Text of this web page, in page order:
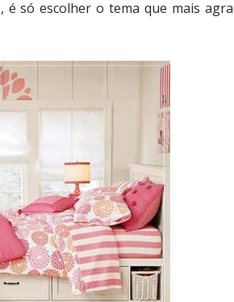
é só escolher o tema que mais